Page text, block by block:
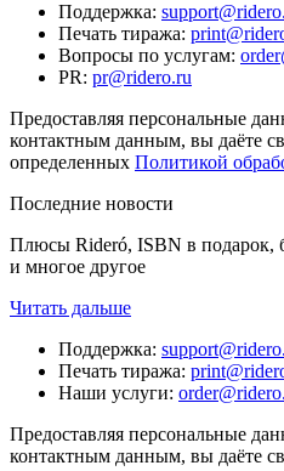
Поддержка:
Печать тиража:
Вопросы по услугам:
PR: pr@ridero.ru
Предоставляя персональные
контактным данным, вы даёте
определенных Политикой
Последние новости
Плюсы Rideró, ISBN в подарок,
и многое другое
Читать дальше
Поддержка:
Печать тиража:
Наши услуги:
Предоставляя персональные
контактным данным, вы даёте